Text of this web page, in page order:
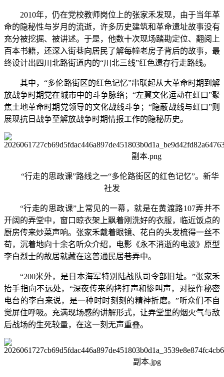
2010年，仍在党校教师岗位上的张家禾发现，由于当年革
命的隐秘性与岁月的流逝，许多历史建筑和革命遗址故事没有
充分被挖掘、被讲述。于是，他数十次现场踏勘定位、翻阅上
百本书籍，还深入街巷向居民了解每幢老房子背后的故事，最
终设计出四川北路街道内的“川北三线”红色遗存行走路线。
其中，“多伦路街区的红色记忆”串联起从大革命时期到解
放战争时期党在城市中的斗争脉络；“左翼文化运动在虹口”聚
焦土地革命时期党领导的文化战线斗争；“隐蔽战线与虹口”则
展现抗日战争至解放战争时期情报工作的隐秘历史。
“行走的思政课”路线之一“多伦路街区的红色记忆”。新华
社发
“行走的思政课”上常见的一幕，就是在黄渡路107弄并不
开阔的弄堂中，窗口晾衣架上飘着刚洗好的衣服，临近饭点的
厨房传来炒菜声响。张家禾戴着眼镜、花白的头发梳得一丝不
苟，沉着地向十余名听众介绍，电影《永不消逝的电波》原型
李白烈士的故居就藏在这普通民居巷弄中。
“200米外，是日本海军特别陆战队司令部旧址。”张家禾
抬手指向不远处，“深夜传来的拷打声和惨叫声，对操作秘密
电台的李白来说，是一种时时刻刻的精神折磨。”听众们不自
觉屏住呼吸。充满现场感的讲解形式，让弄堂里的烟火气与敌
后战场的生死较量，在这一刻无声重叠。